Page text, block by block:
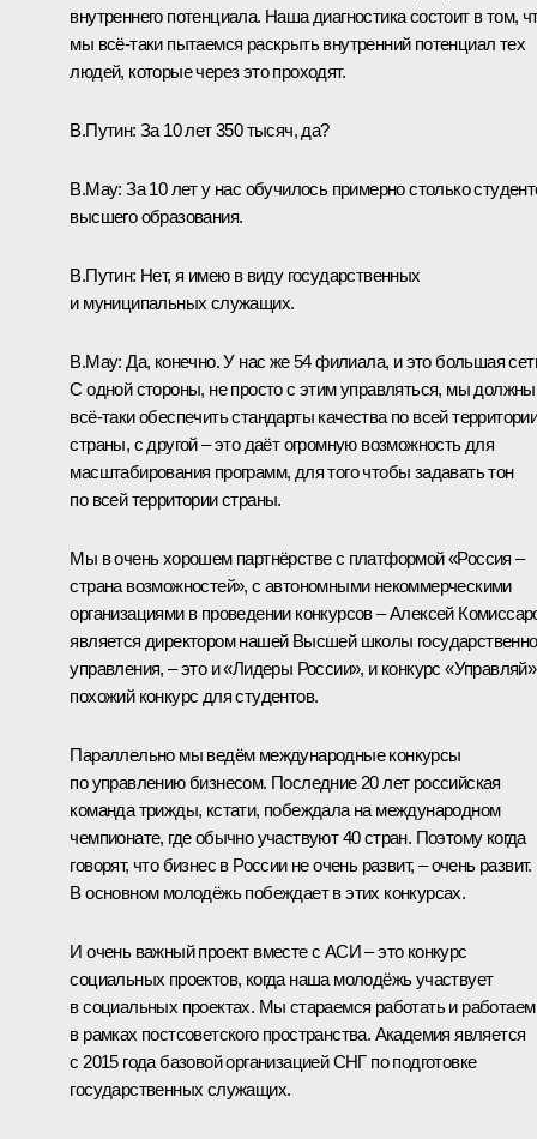
внутреннего потенциала. Наша диагностика состоит в том,
мы всё‑таки пытаемся раскрыть внутренний потенциал тех
людей, которые через это проходят.
В.Путин: За 10 лет 350 тысяч, да?
В.Мау: За 10 лет у нас обучилось примерно столько
высшего образования.
В.Путин: Нет, я имею в виду государственных
и муниципальных служащих.
В.Мау: Да, конечно. У нас же 54 филиала, и это большая
С одной стороны, не просто с этим управляться, мы должны
всё‑таки обеспечить стандарты качества по всей
страны, с другой – это даёт огромную возможность для
масштабирования программ, для того чтобы задавать тон
по всей территории страны.
Мы в очень хорошем партнёрстве с платформой «Россия –
страна возможностей», с автономными некоммерческими
организациями в проведении конкурсов – Алексей
является директором нашей Высшей школы
управления, – это и «Лидеры России», и конкурс
похожий конкурс для студентов.
Параллельно мы ведём международные конкурсы
по управлению бизнесом. Последние 20 лет российская
команда трижды, кстати, побеждала на международном
чемпионате, где обычно участвуют 40 стран. Поэтому когда
говорят, что бизнес в России не очень развит, – очень развит.
В основном молодёжь побеждает в этих конкурсах.
И очень важный проект вместе с АСИ – это конкурс
социальных проектов, когда наша молодёжь участвует
в социальных проектах. Мы стараемся работать и работаем
в рамках постсоветского пространства. Академия является
с 2015 года базовой организацией СНГ по подготовке
государственных служащих.